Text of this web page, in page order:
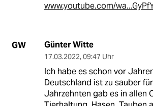
www.youtube.com/
GW Günter Witte
17.03.2022, 09:47 Uhr
Ich habe es schon vor
Deutschland ist zu sauber
Jahrzehnten gab es in allen